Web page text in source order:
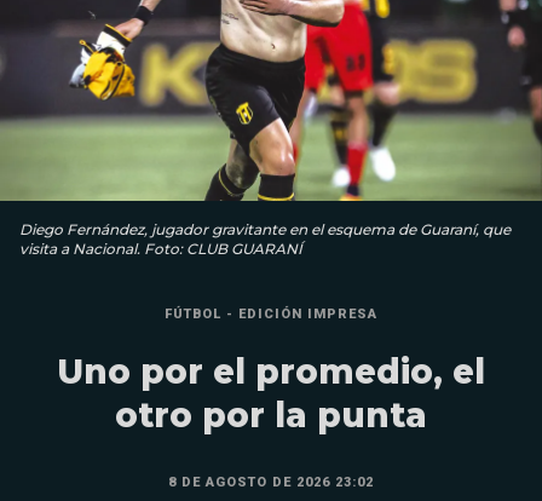
Diego Fernández, jugador gravitante en el esquema de Guaraní, que
visita a Nacional. Foto: CLUB GUARANÍ
FÚTBOL - EDICIÓN IMPRESA
Uno por el promedio, el
otro por la punta
8 DE AGOSTO DE 2026 23:02